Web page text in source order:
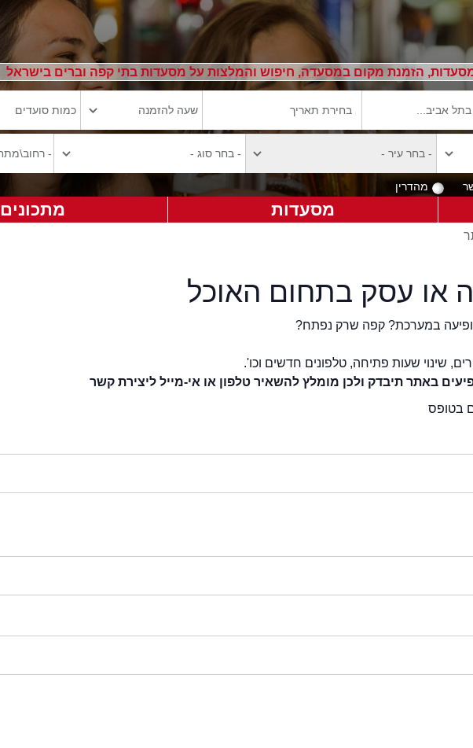
הזמנת מקום במסעדה, חיפוש והמלצות על מסעדות בתי קפה וברים בישראל
מהדרין
מסעדות מתכונים
או עסק בתחום האוכל
במערכת? קפה שרק נפתח?
שינוי שעות פתיחה, טלפונים חדשים וכו'.
באתר תיבדק ולכן מומלץ להשאיר טלפון או אי-מייל ליצירת קשר
בטופס